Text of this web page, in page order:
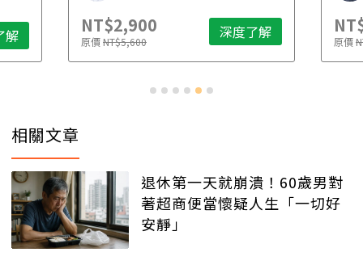
解 NT$2,900
原價NT$5,600 深度了解 原價
相關文章
退休第一天就崩潰！60歲男對
著超商便當懷疑人生「一切好
安靜」